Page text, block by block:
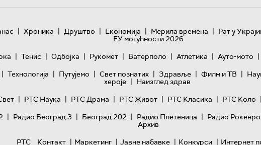
| Хроника | Друштво | Економија | Мерила времена | Рат у
ЕУ могућности 2026
| Тенис | Одбојка | Рукомет | Ватерполо | Атлетика | Ауто-мото |
| Технологијa | Путујемо | Свет познатих | Здравље | Филм и ТВ |
хероје | Наизглед здрав
| РТС Наука | РТС Драма | РТС Живот | РТС Класика | РТС Коло
| Радио Београд 3 | Београд 202 | Радио Плетеница | Радио
Архив
РТС
Контакт | Маркетинг | Јавне набавке | Конкурси | Интернет